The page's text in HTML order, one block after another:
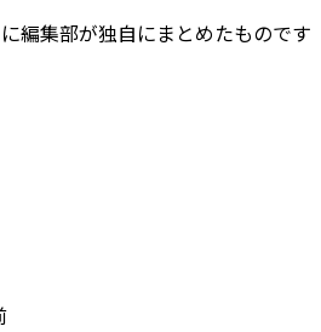
編集部が独自にまとめたものです